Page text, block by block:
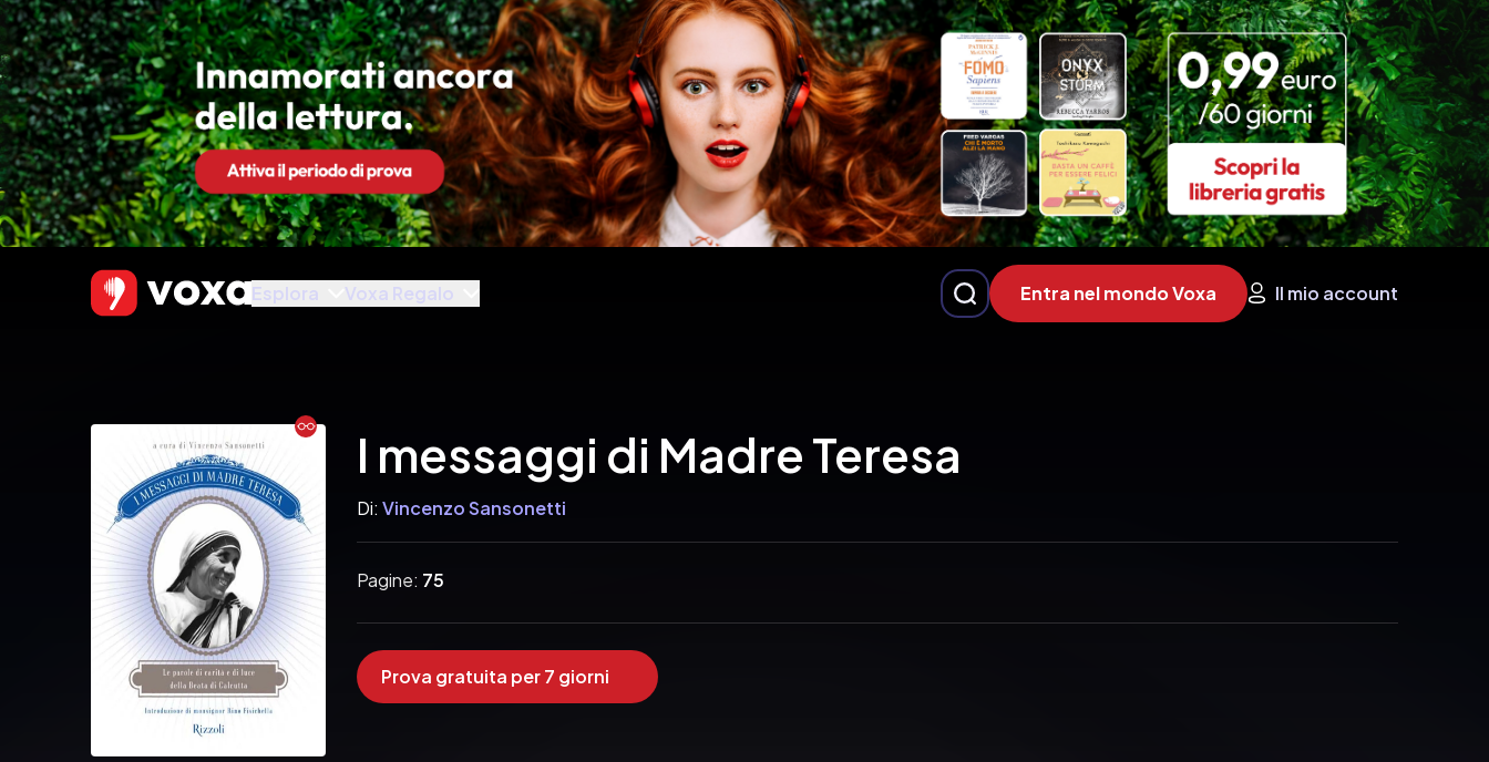
Esplora Voxa Regalo Entra nel mondo Voxa Il mio account
Ebook I messaggi di Madre Teresa
Di: Vincenzo Sansonetti
Pagine: 75
Prova gratuita per 7 giorni